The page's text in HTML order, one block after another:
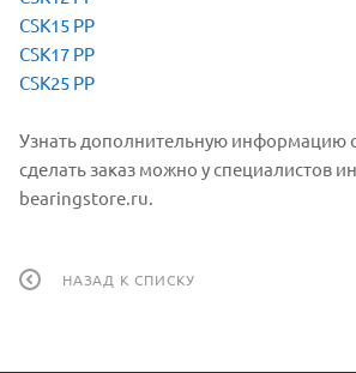
CSK15 PP
CSK17 PP
CSK25 PP
Узнать дополнительную информацию
сделать заказ можно у специалистов
bearingstore.ru.
НАЗАД К СПИСКУ